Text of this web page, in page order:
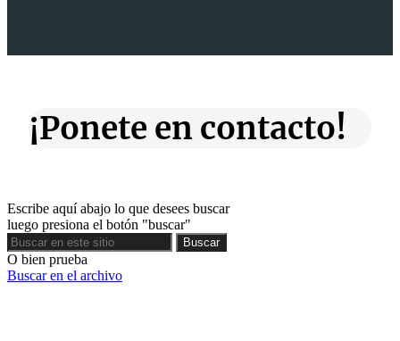
¡Ponete en contacto!
Escribe aquí abajo lo que desees buscar
luego presiona el botón "buscar"
Buscar
Buscar
O bien prueba
Buscar en el archivo